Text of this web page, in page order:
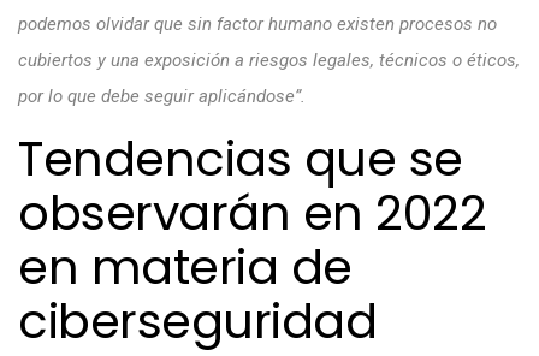
podemos olvidar que sin factor humano existen procesos no
cubiertos y una exposición a riesgos legales, técnicos o éticos,
por lo que debe seguir aplicándose”.
Tendencias que se
observarán en 2022
en materia de
ciberseguridad